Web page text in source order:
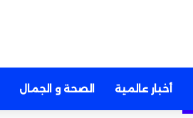
أخبار عالمية الصحة و الجمال